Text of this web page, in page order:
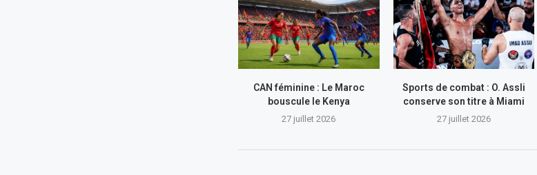
CAN féminine : Le Maroc
bouscule le Kenya
27 juillet 2026
Sports de combat : O. Assli
conserve son titre à Miami
27 juillet 2026